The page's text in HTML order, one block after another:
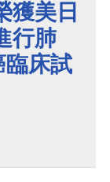
獲美日
行肺
臨床試